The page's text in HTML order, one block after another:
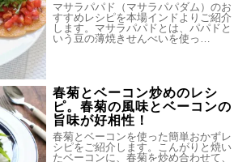
マサラパパド（マサラパパダム）のお
すすめレシピを本場インドよりご紹介
します。マサラパパドとは、パパドと
いう豆の薄焼きせんべいを使っ…
春菊とベーコン炒めのレシ
ピ。春菊の風味とベーコンの
旨味が好相性！
春菊とベーコンを使った簡単おかずレ
シピをご紹介します。こんがりと焼い
たベーコンに、春菊を炒め合わせて、